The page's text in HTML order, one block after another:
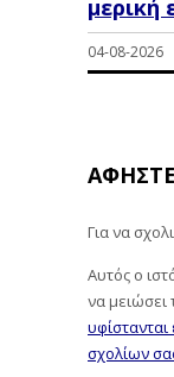
μερική
04-08-2026
Για να
Αυτός ο
να μειώσει
σχολίων